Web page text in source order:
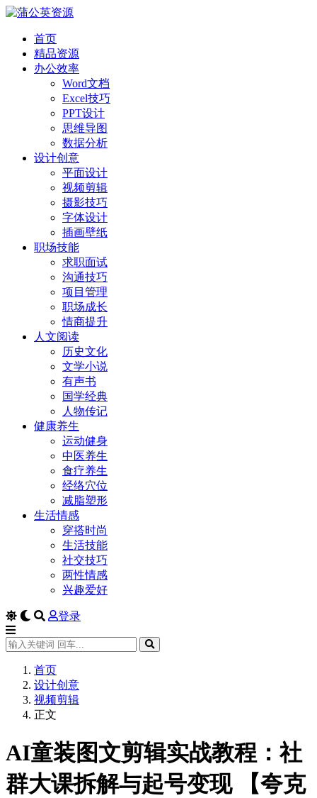
首页
精品资源
办公效率
Word文档
Excel技巧
PPT设计
思维导图
数据分析
设计创意
平面设计
视频剪辑
摄影技巧
字体设计
插画壁纸
职场技能
求职面试
沟通技巧
项目管理
职场成长
情商提升
人文阅读
历史文化
文学小说
有声书
国学经典
人物传记
健康养生
运动健身
中医养生
食疗养生
经络穴位
减脂塑形
生活情感
穿搭时尚
生活技能
社交技巧
两性情感
兴趣爱好
登录
首页
设计创意
视频剪辑
正文
AI童装图文剪辑实战教程：社
群大课拆解与起号变现 【夸克